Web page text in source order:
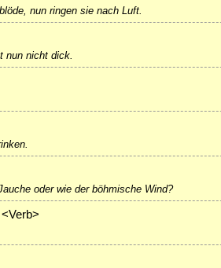
nun ringen sie nach Luft.
nun nicht dick.
oder wie der böhmische Wind?